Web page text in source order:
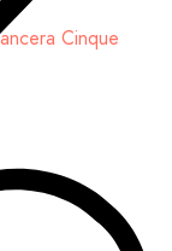
Cinque